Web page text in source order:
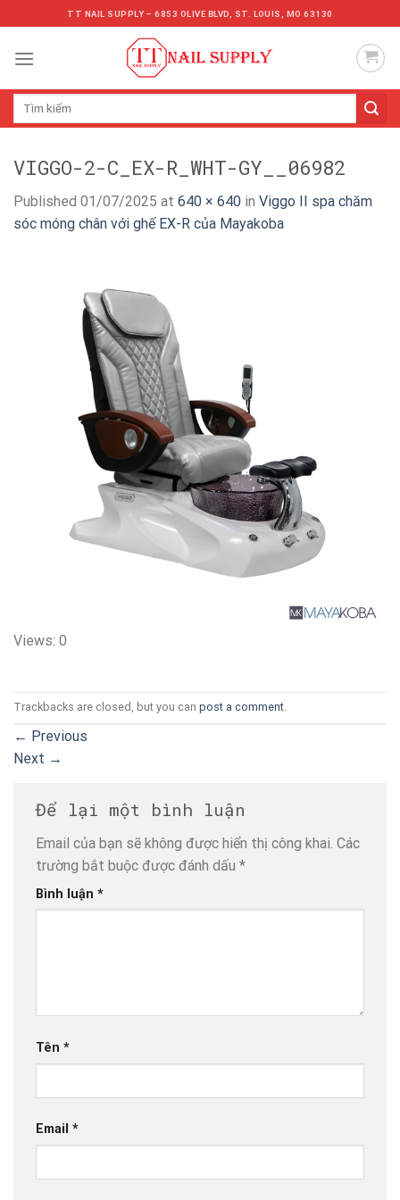
to
content
TT NAIL SUPPLY – 6853 OLIVE BLVD, ST. LOUIS, MO 63130
Tìm
VIGGO-2-C_EX-R_WHT-GY__06982
Published 01/07/2025 at 640 × 640 in Viggo II spa chăm
sóc móng chân với ghế EX-R của Mayakoba
Views: 0
Trackbacks are closed, but you can post a comment.
← Previous
Next →
Để lại một bình luận
Email của bạn sẽ không được hiển thị công khai. Các
trường bắt buộc được đánh dấu *
Bình luận *
Tên *
Email *